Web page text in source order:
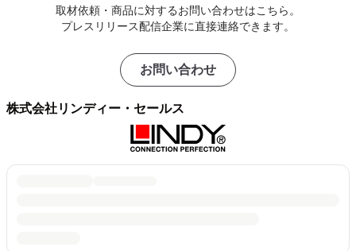
取材依頼・商品に対するお問い合わせはこちら。
プレスリリース配信企業に直接連絡できます。
お問い合わせ
株式会社リンディー・セールス